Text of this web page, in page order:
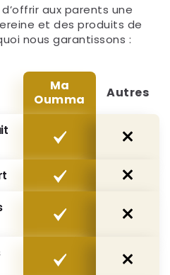
aux parents une
et des produits de
nous garantissons :
Ma
Oumma
Autres